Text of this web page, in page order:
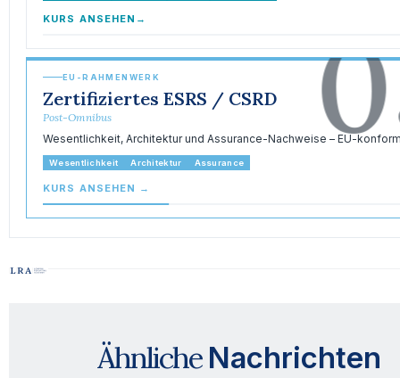
KURS ANSEHEN →
EU-RAHMENWERK
Zertifiziertes ESRS / CSRD
Post-Omnibus
Wesentlichkeit, Architektur und Assurance-Nachweise – EU-
Wesentlichkeit Architektur Assurance
KURS ANSEHEN →
Ähnliche Nachrichten